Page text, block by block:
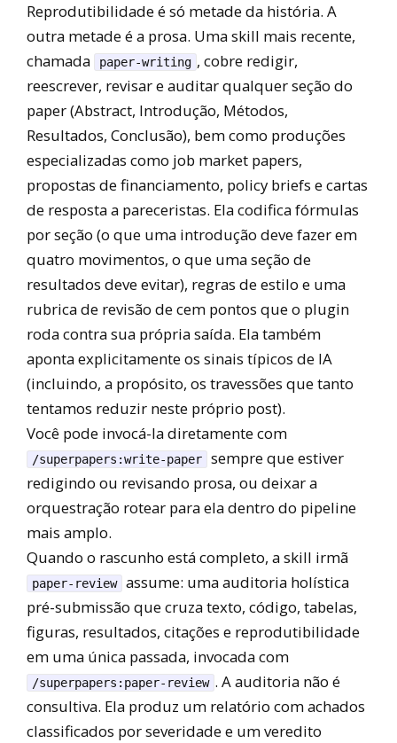
Reprodutibilidade é só metade da história. A
outra metade é a prosa. Uma skill mais recente,
chamada
paper-writing , cobre redigir,
reescrever, revisar e auditar qualquer seção do
paper (Abstract, Introdução, Métodos,
Resultados, Conclusão), bem como produções
especializadas como job market papers,
propostas de financiamento, policy briefs e cartas
de resposta a pareceristas. Ela codifica fórmulas
por seção (o que uma introdução deve fazer em
quatro movimentos, o que uma seção de
resultados deve evitar), regras de estilo e uma
rubrica de revisão de cem pontos que o plugin
roda contra sua própria saída. Ela também
aponta explicitamente os sinais típicos de IA
(incluindo, a propósito, os travessões que tanto
tentamos reduzir neste próprio post).
Você pode invocá-la diretamente com
/superpapers:write-paper
sempre que estiver
redigindo ou revisando prosa, ou deixar a
orquestração rotear para ela dentro do pipeline
mais amplo.
Quando o rascunho está completo, a skill irmã
paper-review
assume: uma auditoria holística
pré-submissão que cruza texto, código, tabelas,
figuras, resultados, citações e reprodutibilidade
em uma única passada, invocada com
/superpapers:paper-review . A auditoria não é
consultiva. Ela produz um relatório com achados
classificados por severidade e um veredito